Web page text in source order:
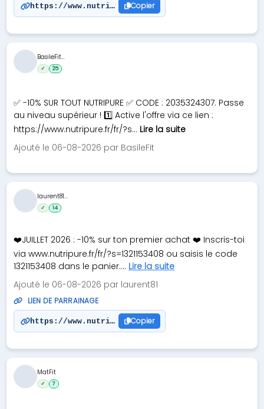
https://www.nutripure.fr/fr/?s=0225056412
Copier
✅ -10% SUR TOUT NUTRIPURE ✅ CODE : 2035324307. Passe
au niveau supérieur ! 1️⃣ Active l'offre via ce lien :
https://www.nutripure.fr/fr/?s... Lire la suite
Ajouté le 06-08-2026 par BasileFit
BasileFit...
✓ 25
❤️JUILLET 2026 : -10% sur ton premier achat ❤️ Inscris-toi
via www.nutripure.fr/fr/?s=1321153408 ou saisis le code
1321153408 dans le panier.... Lire la suite
Ajouté le 06-08-2026 par laurent81
LIEN DE PARRAINAGE
https://www.nutripure.fr/fr/?s=1321153408
Copier
laurent81...
✓ 14
MatFit
✓ 7